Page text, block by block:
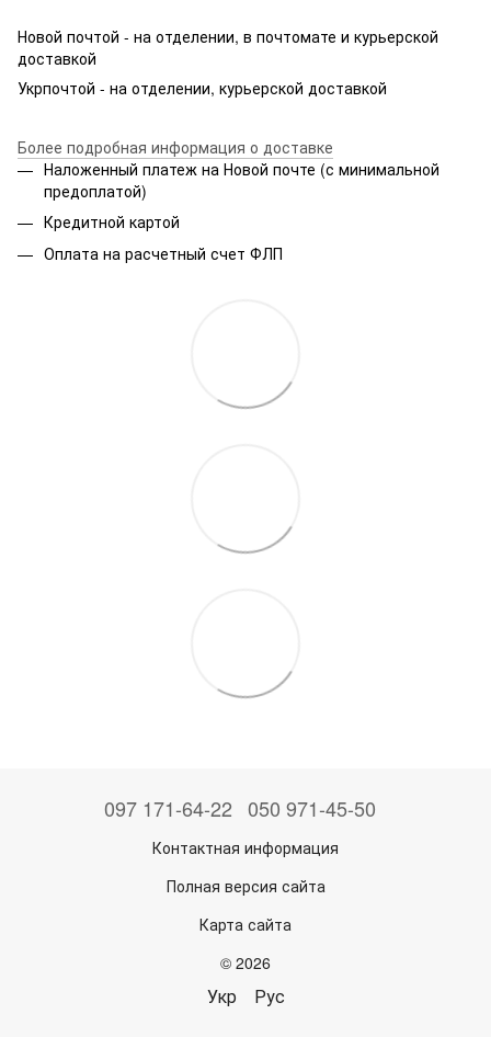
Новой почтой - на отделении, в почтомате и курьерской
доставкой
Укрпочтой - на отделении, курьерской доставкой
Более подробная информация о доставке
Наложенный платеж на Новой почте (с минимальной
предоплатой)
Кредитной картой
Оплата на расчетный счет ФЛП
097 171-64-22 050 971-45-50
Контактная информация
Полная версия сайта
Карта сайта
© 2026
Укр Рус